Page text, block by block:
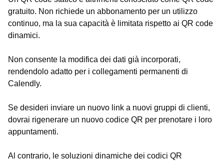
gratuito. Non richiede un abbonamento per un utilizzo
continuo, ma la sua capacità è limitata rispetto ai QR code
dinamici.
Non consente la modifica dei dati già incorporati,
rendendolo adatto per i collegamenti permanenti di
Calendly.
Se desideri inviare un nuovo link a nuovi gruppi di clienti,
dovrai rigenerare un nuovo codice QR per prenotare i loro
appuntamenti.
Al contrario, le soluzioni dinamiche dei codici QR